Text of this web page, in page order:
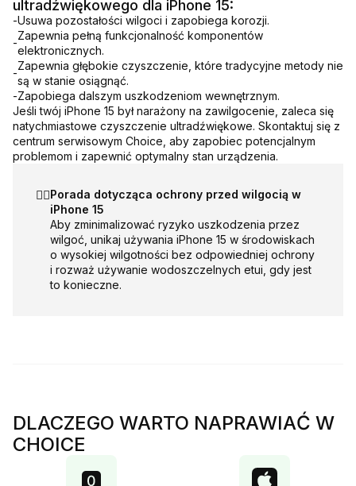
ultradźwiękowego dla iPhone 15:
-Usuwa pozostałości wilgoci i zapobiega korozji.
-
Zapewnia pełną funkcjonalność komponentów
elektronicznych.
-
Zapewnia głębokie czyszczenie, które tradycyjne metody nie
są w stanie osiągnąć.
-Zapobiega dalszym uszkodzeniom wewnętrznym.
Jeśli twój iPhone 15 był narażony na zawilgocenie, zaleca się
natychmiastowe czyszczenie ultradźwiękowe. Skontaktuj się z
centrum serwisowym Choice, aby zapobiec potencjalnym
problemom i zapewnić optymalny stan urządzenia.
☝🏻Porada dotycząca ochrony przed wilgocią w
iPhone 15
Aby zminimalizować ryzyko uszkodzenia przez
wilgoć, unikaj używania iPhone 15 w środowiskach
o wysokiej wilgotności bez odpowiedniej ochrony
i rozważ używanie wodoszczelnych etui, gdy jest
to konieczne.
DLACZEGO WARTO NAPRAWIAĆ W
CHOICE